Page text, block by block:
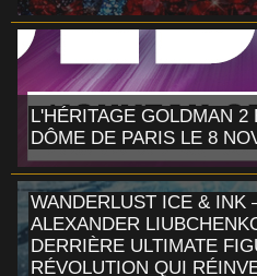
L'HÉRITAGE GOLDMAN 2
DÔME DE PARIS LE 8
WANDERLUST ICE &
ALEXANDER
DERRIÈRE ULTIMATE
RÉVOLUTION QUI